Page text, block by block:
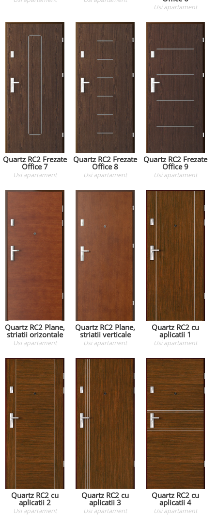
Usi apartament
Quartz RC2 Frezate
Office 7
Usi apartament
Quartz RC2 Frezate
Office 8
Usi apartament
Quartz RC2 Frezate
Office 9
Usi apartament
Quartz RC2 Plane,
striatii orizontale
Usi apartament
Quartz RC2 Plane,
striatii verticale
Usi apartament
Quartz RC2 cu
aplicatii 1
Usi apartament
Quartz RC2 cu
aplicatii 2
Usi apartament
Quartz RC2 cu
aplicatii 3
Usi apartament
Quartz RC2 cu
aplicatii 4
Usi apartament